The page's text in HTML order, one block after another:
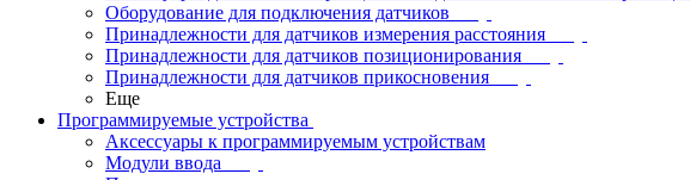
Оборудование для подключения датчиков
Принадлежности для датчиков измерения расстояния
Принадлежности для датчиков позиционирования
Принадлежности для датчиков прикосновения
Еще
Программируемые устройства
Аксессуары к программируемым устройствам
Модули ввода